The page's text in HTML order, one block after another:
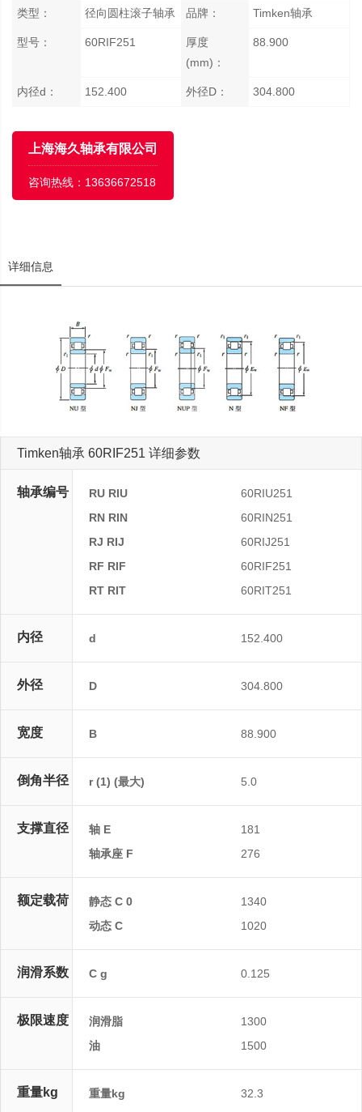
类型： 径向圆柱滚子轴承 品牌： Timken轴承
型号： 60RIF251
厚度
(mm)：
88.900
内径d： 152.400 外径D： 304.800
上海海久轴承有限公司
咨询热线： 13636672518
详细信息
Timken轴承 60RIF251 详细参数
轴承编号 RU RIU
60RIU251
RN RIN
60RIN251
RJ RIJ
60RIJ251
RF RIF
60RIF251
RT RIT
60RIT251
内径 d 152.400
外径 D 304.800
宽度 B 88.900
倒角半径 r (1) (最大) 5.0
支撑直径 轴 E
181
轴承座 F
276
额定载荷 静态 C 0
1340
动态 C
1020
润滑系数 C g 0.125
极限速度 润滑脂
1300
油
1500
重量kg 重量kg 32.3